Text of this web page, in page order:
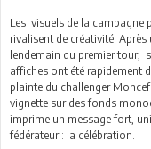
Les visuels de la campagne
rivalisent de créativité.
lendemain du premier tour,
affiches ont été rapidement
plainte du challenger
vignette sur des fonds
imprime un message fort,
fédérateur : la célébration.